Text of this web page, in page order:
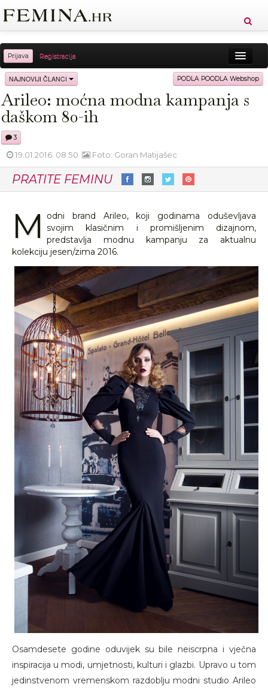
Prijava Registracija
Sreća Zdravlje Vitkost
Moda Ljubav Relax Putovanja Recepti
NAJNOVIJI ČLANCI PODLA POODLA Webshop
Arileo: moćna modna kampanja s
daškom 80-ih
3
19.01.2016. 08:50 Foto: Goran Matijašec
PRATITE FEMINU
M odni brand Arileo, koji godinama oduševljava
svojim klasičnim i promišljenim dizajnom,
predstavlja modnu kampanju za aktualnu
kolekciju jesen/zima 2016.
Osamdesete godine oduvijek su bile neiscrpna i vječna
inspiracija u modi, umjetnosti, kulturi i glazbi. Upravo u tom
jedinstvenom vremenskom razdoblju modni studio Arileo